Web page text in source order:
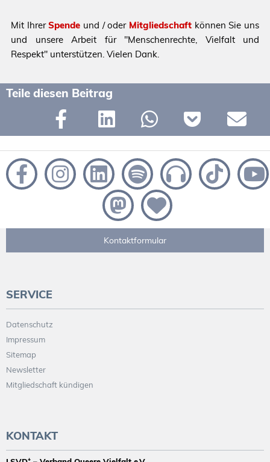
Mit IhrerSpende und / oder Mitgliedschaft können Sie uns
und unsere Arbeit für "Menschenrechte, Vielfalt und
Respekt" unterstützen. Vielen Dank.
Teile diesen Beitrag
Kontaktformular
SERVICE
Datenschutz
Impressum
Sitemap
Newsletter
Mitgliedschaft kündigen
KONTAKT